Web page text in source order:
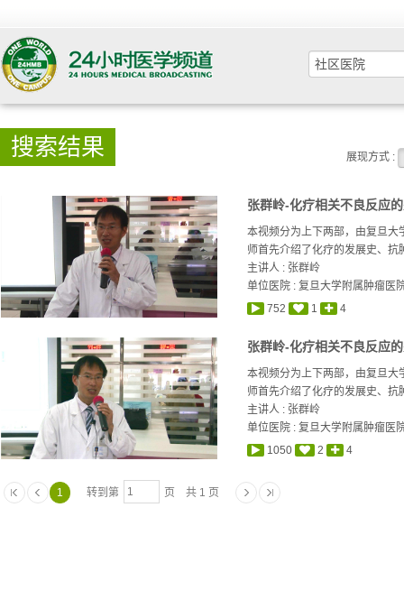
搜索结果 展现方式 :
张群岭-化疗相关不良反应
本视频分为上下两部，由复旦
师首先介绍了化疗的发展史、抗
主讲人 : 张群岭
单位医院 : 复旦大学附属肿瘤医
752
1 4
张群岭-化疗相关不良反应
本视频分为上下两部，由复旦
师首先介绍了化疗的发展史、抗
主讲人 : 张群岭
单位医院 : 复旦大学附属肿瘤医
1050
2 4
1 转到第 页 共 1 页